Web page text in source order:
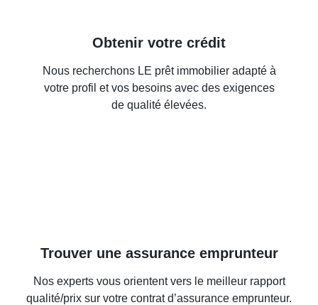
Obtenir votre crédit
Nous recherchons LE prêt immobilier adapté à
votre profil et vos besoins avec des exigences
de qualité élevées.
Trouver une assurance emprunteur
Nos experts vous orientent vers le meilleur rapport
qualité/prix sur votre contrat d’assurance emprunteur.